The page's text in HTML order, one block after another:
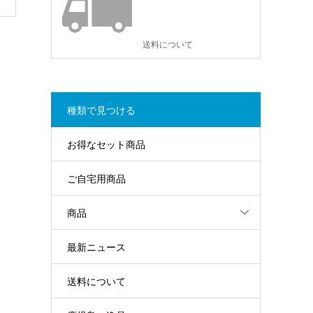
送料について
種類で見つける
お得なセット商品
ご自宅用商品
商品
最新ニュース
送料について